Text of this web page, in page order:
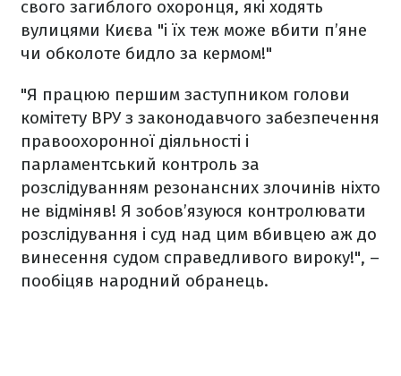
свого загиблого охоронця, які ходять
вулицями Києва "і їх теж може вбити п’яне
чи обколоте бидло за кермом!"
"Я працюю першим заступником голови
комітету ВРУ з законодавчого забезпечення
правоохоронної діяльності і
парламентський контроль за
розслідуванням резонансних злочинів ніхто
не відміняв! Я зобов’язуюся контролювати
розслідування і суд над цим вбивцею аж до
винесення судом справедливого вироку!", –
пообіцяв народний обранець.